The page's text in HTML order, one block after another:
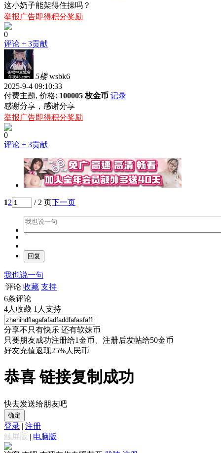
这小奶子能架得住操吗？
举报广告即得积分奖励
0
评论 + 3贡献
5楼 wsbk6
2025-9-4 09:10:33
付费主题, 价格: 100005 枚金币 记录
感谢分享，感谢分享
举报广告即得积分奖励
0
评论 + 3贡献
12 / 2 页下一页
我也说一句
评论 收藏 支持
6条评论
4人收藏 1 人支持
分享不只有快乐 还有软妹币
只要朋友成功注册给1金币、注册后发帖给50金币
好友充值返现25%人民币
恭喜 链接复制成功
快去发送给朋友吧
确定
登录 | 注册
触屏版 | 电脑版